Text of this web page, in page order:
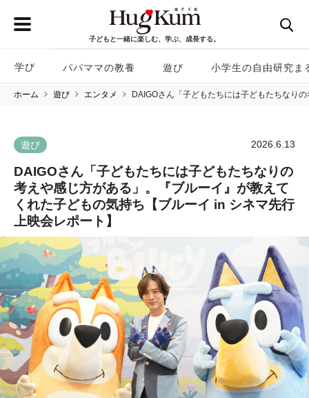
子どもと一緒に楽しむ、学ぶ、成長する。
学び パパママの教養 遊び 小学生の自由研究ま
ホーム 遊び エンタメ DAIGOさん「子どもたちには子どもたちなり
遊び 2026.6.13
DAIGOさん「子どもたちには子どもたちなりの
考えや感じ方がある」。『ブルーイ』が教えて
くれた子どもの気持ち【ブルーイ in シネマ先行
上映会レポート】